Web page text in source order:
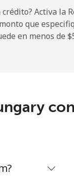
Activa la
que
en menos de
con